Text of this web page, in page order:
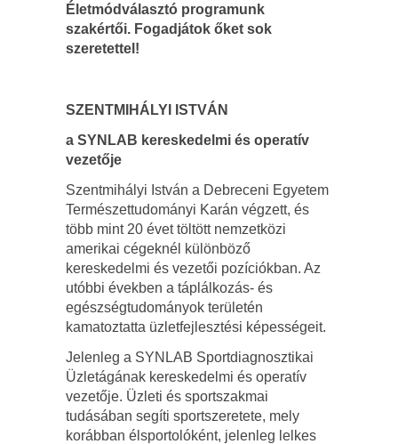
Életmódválasztó programunk
szakértői. Fogadjátok őket sok
szeretettel!
SZENTMIHÁLYI ISTVÁN
a SYNLAB kereskedelmi és operatív
vezetője
Szentmihályi István a Debreceni Egyetem
Természettudományi Karán végzett, és
több mint 20 évet töltött nemzetközi
amerikai cégeknél különböző
kereskedelmi és vezetői pozíciókban. Az
utóbbi években a táplálkozás- és
egészségtudományok területén
kamatoztatta üzletfejlesztési képességeit.
Jelenleg a SYNLAB Sportdiagnosztikai
Üzletágának kereskedelmi és operatív
vezetője. Üzleti és sportszakmai
tudásában segíti sportszeretete, mely
korábban élsportolóként, jelenleg lelkes